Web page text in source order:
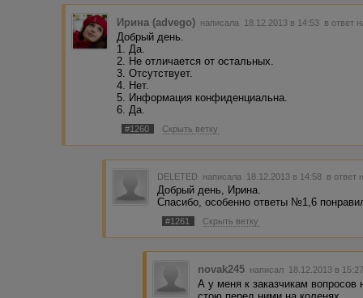
Ирина (advego) написала 18.12.2013 в 14:53 в ответ
Добрый день.
1. Да.
2. Не отличается от остальных.
3. Отсутствует.
4. Нет.
5. Информация конфиденциальна.
6. Да.
#1260 Скрыть ветку
DELETED написала 18.12.2013 в 14:58 в ответ
Добрый день, Ирина.
Спасибо, особенно ответы №1,6
#1261 Скрыть ветку
novak245 написал 18.12.2013 в
А у меня к заказчикам